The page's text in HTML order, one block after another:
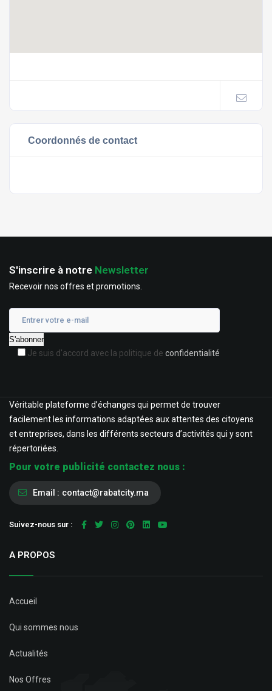
Coordonnés de contact
S'inscrire à notre Newsletter
Recevoir nos offres et promotions.
Je suis d'accord avec la politique de confidentialité
Véritable plateforme d’échanges qui permet de trouver
facilement les informations adaptées aux attentes des citoyens
et entreprises, dans les différents secteurs d’activités qui y sont
répertoriées.
Pour votre publicité contactez nous :
Email : contact@rabatcity.ma
Suivez-nous sur :
A PROPOS
Accueil
Qui sommes nous
Actualités
Nos Offres